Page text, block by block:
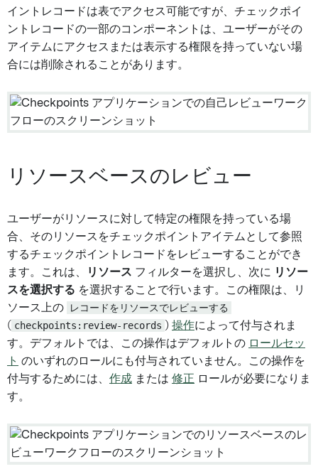
イントレコードは表でアクセス可能ですが、チェックポイ
ントレコードの一部のコンポーネントは、ユーザーがその
アイテムにアクセスまたは表示する権限を持っていない場
合には削除されることがあります。
リソースベースのレビュー
ユーザーがリソースに対して特定の権限を持っている場
合、そのリソースをチェックポイントアイテムとして参照
するチェックポイントレコードをレビューすることができ
ます。これは、
リソース フィルターを選択し、次に リソー
スを選択する を選択することで行います。この権限は、リ
ソース上の
レコードをリソースでレビューする
( checkpoints:review-records ) 操作によって付与されま
す。デフォルトでは、この操作はデフォルトの ロールセッ
ト のいずれのロールにも付与されていません。この操作を
付与するためには、 作成 または 修正 ロールが必要になりま
す。